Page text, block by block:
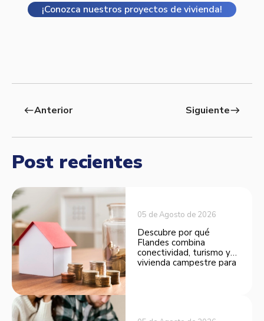
¡Conozca nuestros proyectos de vivienda!
westAnterior Siguienteeast
Post recientes
05 de Agosto de 2026
Descubre por qué
Flandes combina
conectividad, turismo y
vivienda campestre para